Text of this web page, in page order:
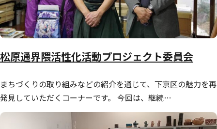
松原通界隈活性化活動プロジェクト委員会
まちづくりの取り組みなどの紹介を通じて、下京区の魅力を再
発見していただくコーナーです。 今回は、継続…